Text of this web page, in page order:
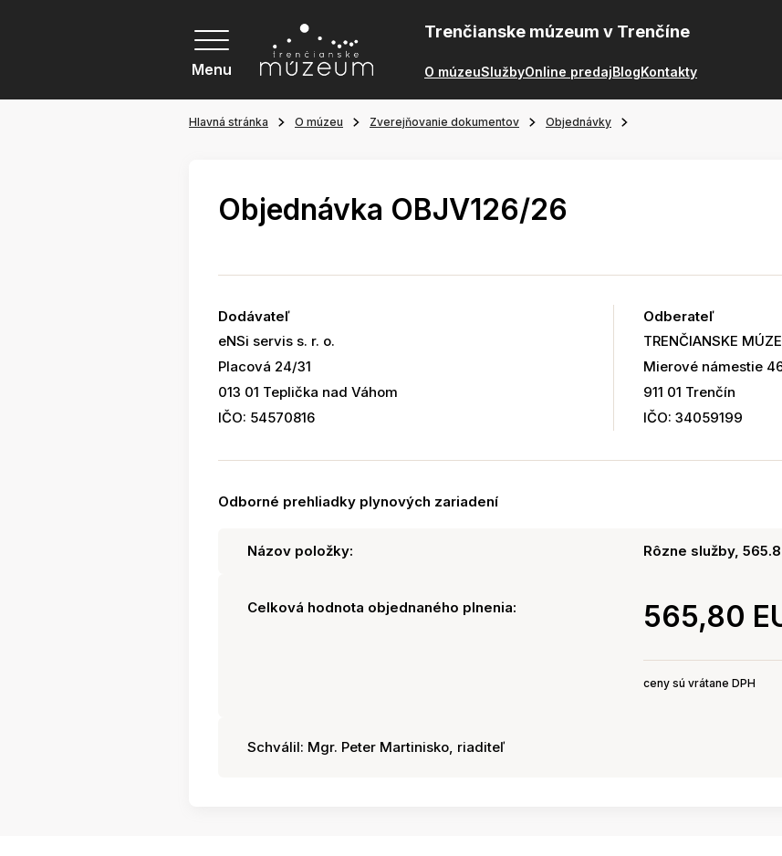
Menu
Trenčianske múzeum v Trenčíne
O múzeuSlužbyOnline predajBlogKontakty
Hlavná stránka O múzeu Zverejňovanie dokumentov Objednávky
Objednávka OBJV126/26
Dodávateľ
eNSi servis s. r. o.
Placová 24/31
013 01 Teplička nad Váhom
IČO: 54570816
Odberateľ
TRENČIANSKE
Mierové námestie
911 01 Trenčín
IČO: 34059199
Odborné prehliadky plynových zariadení
Názov položky: Rôzne služby, 565.8
Celková hodnota objednaného plnenia: 565,80
ceny sú vrátane DPH
Schválil: Mgr. Peter Martinisko, riaditeľ